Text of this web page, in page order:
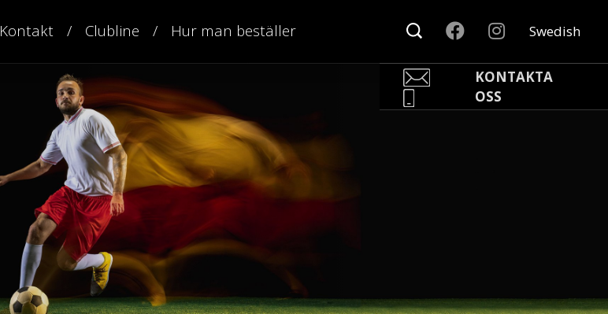
Kontakt Clubline Hur man beställer Swedish
KONTAKTA
OSS